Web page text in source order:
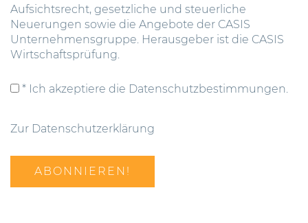
Aufsichtsrecht, gesetzliche und steuerliche
Neuerungen sowie die Angebote der CASIS
Unternehmensgruppe. Herausgeber ist die CASIS
Wirtschaftsprüfung.
* Ich akzeptiere die Datenschutzbestimmungen.
Zur Datenschutzerklärung